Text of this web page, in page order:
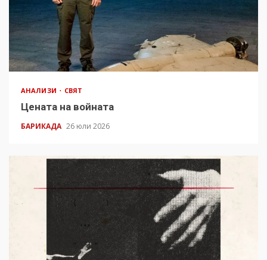
АНАЛИЗИ СВЯТ
Цената на войната
БАРИКАДА 26 юли 2026